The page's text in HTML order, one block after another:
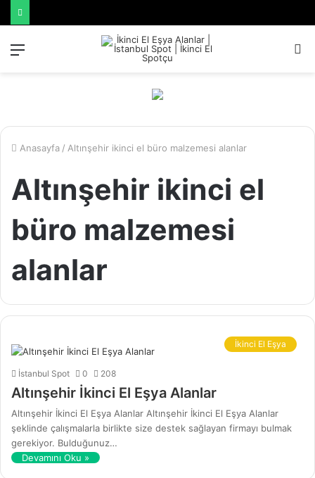
Anasayfa / Altınşehir ikinci el büro malzemesi alanlar
Altınşehir ikinci el
büro malzemesi
alanlar
İkinci El Eşya
İstanbul Spot 0 208
Altınşehir İkinci El Eşya Alanlar
Altınşehir İkinci El Eşya Alanlar Altınşehir İkinci El Eşya Alanlar
şeklinde çalışmalarla birlikte size destek sağlayan firmayı bulmak
gerekiyor. Bulduğunuz…
Devamını Oku »